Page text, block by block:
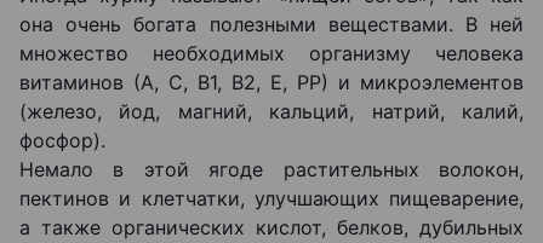
она очень богата полезными веществами. В ней
множество необходимых организму человека
витаминов (А, С, В1, В2, Е, РР) и микроэлементов
(железо, йод, магний, кальций, натрий, калий,
фосфор).
Немало в этой ягоде растительных волокон,
пектинов и клетчатки, улучшающих пищеварение,
а также органических кислот, белков, дубильных